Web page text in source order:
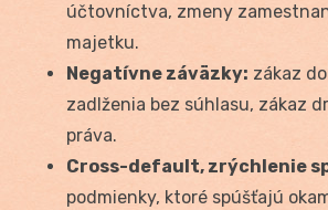
účtovníctva, zmeny
majetku.
Negatívne záväzky: zákaz
zadlženia bez súhlasu, zákaz
práva.
Cross-default, zrýchlenie
podmienky, ktoré spúšťajú